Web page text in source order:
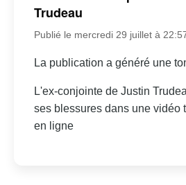
Trudeau
Publié le mercredi 29 juillet à
La publication a généré une
L'ex-conjointe de Justin
ses blessures dans une vidéo
en ligne